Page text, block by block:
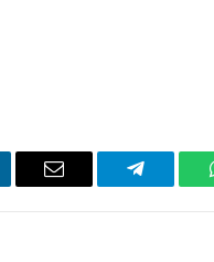
Email Telegram